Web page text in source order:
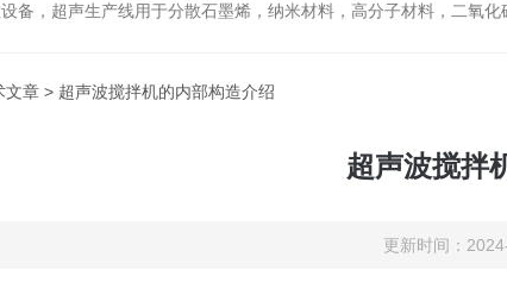
，超声生产线用于分散石墨烯，纳米材料，高分子材料，二氧化硅，大功率超声
文章 > 超声波搅拌机的内部构造介绍
超声波搅拌
更新时间：